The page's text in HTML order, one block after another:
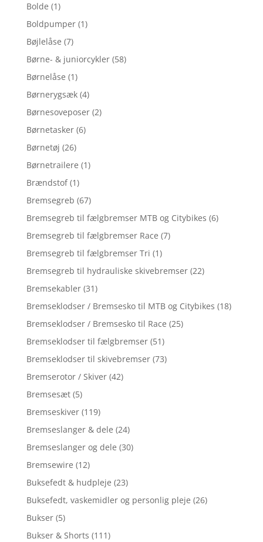
Bolde (1)
Boldpumper (1)
Bøjlelåse (7)
Børne- & juniorcykler (58)
Børnelåse (1)
Børnerygsæk (4)
Børnesoveposer (2)
Børnetasker (6)
Børnetøj (26)
Børnetrailere (1)
Brændstof (1)
Bremsegreb (67)
Bremsegreb til fælgbremser MTB og Citybikes (6)
Bremsegreb til fælgbremser Race (7)
Bremsegreb til fælgbremser Tri (1)
Bremsegreb til hydrauliske skivebremser (22)
Bremsekabler (31)
Bremseklodser / Bremsesko til MTB og Citybikes (18)
Bremseklodser / Bremsesko til Race (25)
Bremseklodser til fælgbremser (51)
Bremseklodser til skivebremser (73)
Bremserotor / Skiver (42)
Bremsesæt (5)
Bremseskiver (119)
Bremseslanger & dele (24)
Bremseslanger og dele (30)
Bremsewire (12)
Buksefedt & hudpleje (23)
Buksefedt, vaskemidler og personlig pleje (26)
Bukser (5)
Bukser & Shorts (111)